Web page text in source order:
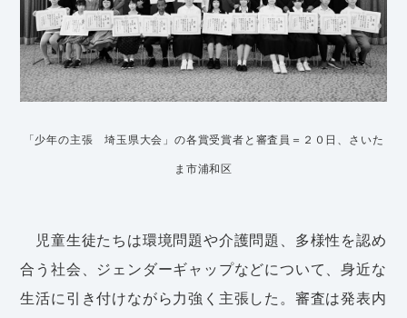
「少年の主張 埼玉県大会」の各賞受賞者と審査員＝２０日、さいた
ま市浦和区
児童生徒たちは環境問題や介護問題、多様性を認め
合う社会、ジェンダーギャップなどについて、身近な
生活に引き付けながら力強く主張した。審査は発表内